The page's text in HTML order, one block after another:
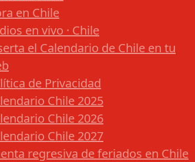
en Chile
en vivo · Chile
el Calendario de Chile en tu
de Privacidad
Chile 2025
Chile 2026
Chile 2027
regresiva de feriados en Chile